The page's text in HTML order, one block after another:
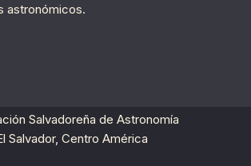
astronómicos.
Salvadoreña de Astronomía
Salvador, Centro América